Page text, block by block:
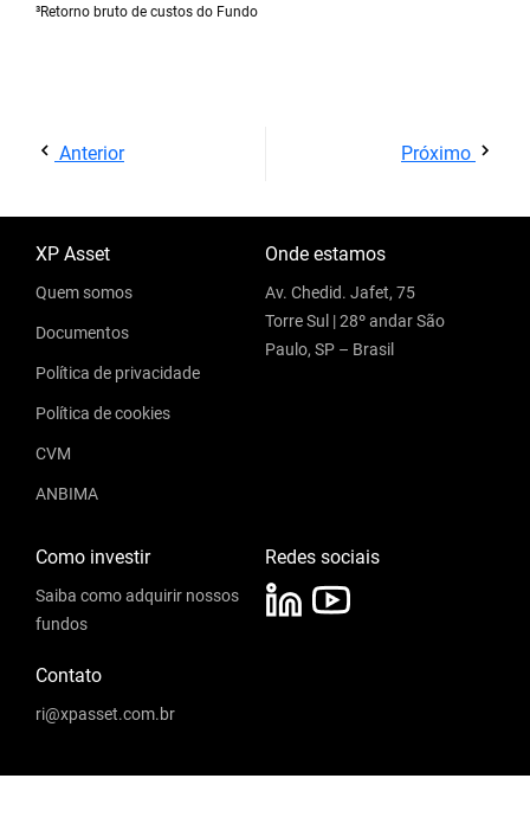
³Retorno bruto de custos do Fundo
Anterior Próximo
XP Asset
Quem somos
Documentos
Política de privacidade
Política de cookies
CVM
ANBIMA
Onde estamos
Av. Chedid. Jafet, 75
Torre Sul | 28º andar São
Paulo, SP – Brasil
Como investir
Saiba como adquirir nossos
fundos
Contato
ri@xpasset.com.br
Redes sociais